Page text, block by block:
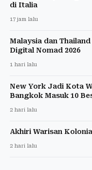
di Italia
17 jam lalu
Malaysia dan
Digital Nomad 2026
1 hari lalu
New York Jadi Kota
Bangkok Masuk 10
2 hari lalu
Akhiri Warisan
2 hari lalu